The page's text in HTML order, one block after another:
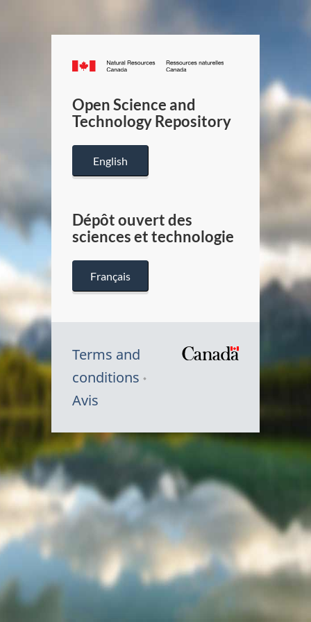
Canada.ca
/
Canada
Open Science and
Technology Repository
English
Dépôt ouvert des
sciences et technologie
Français
Terms and
conditions
Avis
Symbole
du